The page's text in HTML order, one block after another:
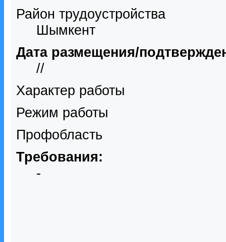
Район трудоустройства
Шымкент
Дата размещения/
//
Характер работы
Режим работы
Профобласть
Требования:
-